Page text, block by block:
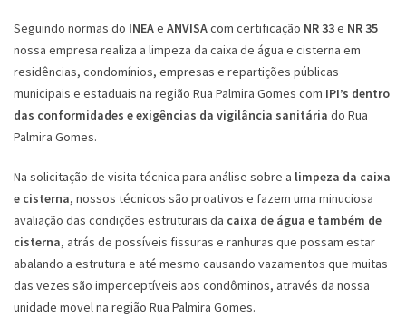
Seguindo normas do INEAe ANVISAcom certificação NR 33e NR 35
nossa empresa realiza a limpeza da caixa de água e cisterna em
residências, condomínios, empresas e repartições públicas
municipais e estaduais na região Rua Palmira Gomes com IPI’s dentro
das conformidades e exigências da vigilância sanitária do Rua
Palmira Gomes.
Na solicitação de visita técnica para análise sobre a limpeza da caixa
e cisterna, nossos técnicos são proativos e fazem uma minuciosa
avaliação das condições estruturais da caixa de água e também de
cisterna, atrás de possíveis fissuras e ranhuras que possam estar
abalando a estrutura e até mesmo causando vazamentos que muitas
das vezes são imperceptíveis aos condôminos, através da nossa
unidade movel na região Rua Palmira Gomes.